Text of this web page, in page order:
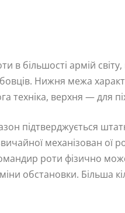
в більшості армій
Нижня межа
техніка, верхня — для
підтверджується
механізован ої
роти фізично
обстановки. Більша